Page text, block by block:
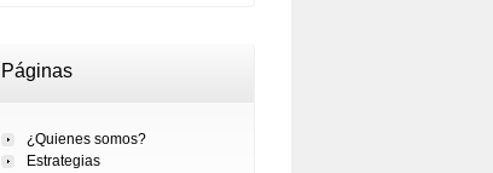
Páginas
¿Quienes somos?
Estrategias